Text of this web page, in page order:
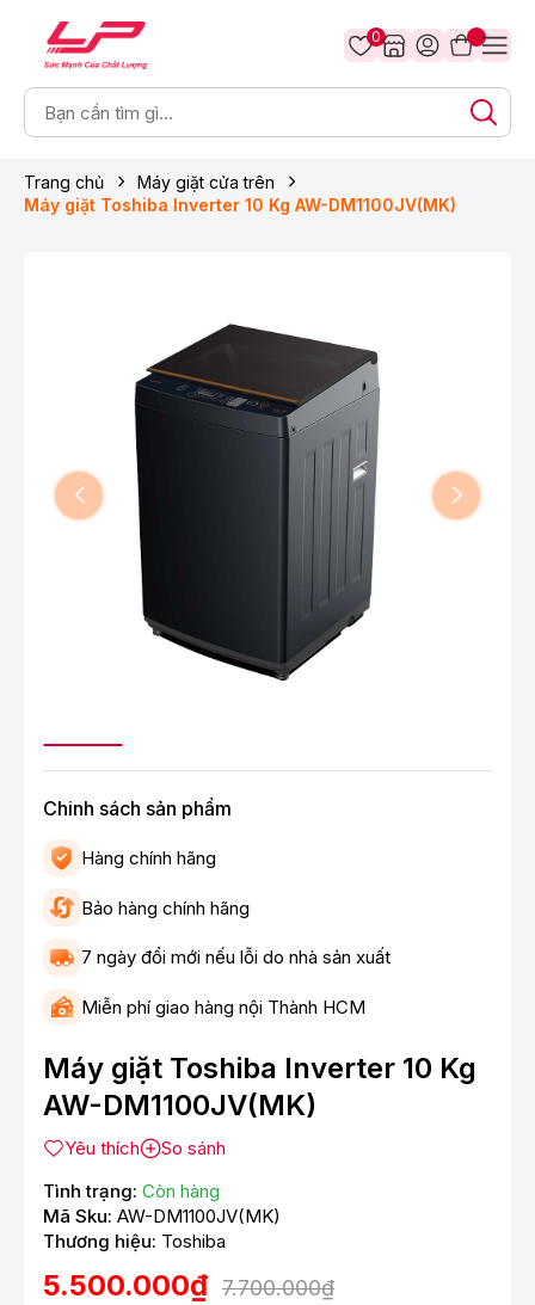
0
Trang chủ
Máy giặt cửa trên
Máy giặt Toshiba Inverter 10 Kg AW-DM1100JV(MK)
Chinh sách sản phẩm
Hàng chính hãng
Bảo hàng chính hãng
7 ngày đổi mới nếu lỗi do nhà sản xuất
Miễn phí giao hàng nội Thành HCM
Máy giặt Toshiba Inverter 10 Kg
AW-DM1100JV(MK)
Yêu thích
So sánh
Tình trạng: Còn hàng
Mã Sku: AW-DM1100JV(MK)
Thương hiệu: Toshiba
5.500.000₫ 7.700.000₫